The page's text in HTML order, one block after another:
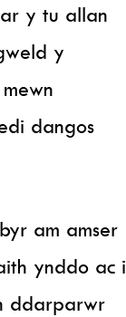
y tu allan
y
dangos
am amser
ynddo ac i
ddarparwr